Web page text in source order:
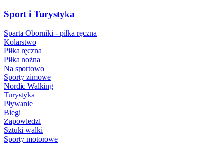
Sport i Turystyka
Sparta Oborniki - piłka ręczna
Kolarstwo
Piłka ręczna
Piłka nożna
Na sportowo
Sporty zimowe
Nordic Walking
Turystyka
Pływanie
Biegi
Zapowiedzi
Sztuki walki
Sporty motorowe